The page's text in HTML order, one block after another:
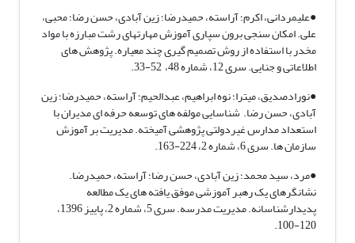
●علیمردانی، اکرم؛ آراسته، حمیدرضا؛ زین آبادی، حسن رضا؛ محبی،
علی. امکان سنجی برون سپاری آموزش مهارتهای رشت مبارزه با مواد
مخدر با استفاده از روش تصمیم گیری چند معیاره. پژوهش های
اطلاعاتی و جنایی. سری 12، شماره 48، 52-33.
●نورادصدیق، میترا؛ نوه ابراهیم، عبدالحیم؛ آراسته، حمیدرضا؛ زین
آبادی، حسن رضا. شناسایی مولفه های توسعه حرفه ای مدیران با
استعداد مدارس غیردولتی پژوهشی آمیخته. مدیریت بر آموزش
سازمان ها. سری 6، شماره 2، 224-163.
●مرد، سید محمد؛ زین آبادی، حسن رضا؛ آراسته، حمیدرضا.
نشانگرهای یک رهبر آموزشی موفق یافته های یک مطالعه
پدیدارشناسانه. مدیریت مدرسه. سری 5، شماره 2، پاییز 1396،
120-100.